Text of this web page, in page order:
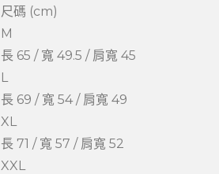
尺碼 (cm)
M
長 65 / 寬 49.5 / 肩寬 45
L
長 69 / 寬 54 / 肩寬 49
XL
長 71 / 寬 57 / 肩寬 52
XXL